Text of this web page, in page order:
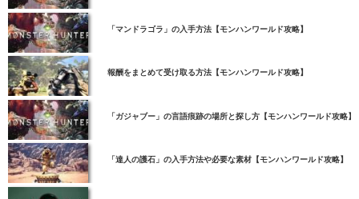
「マンドラゴラ」の入手方法【モンハンワールド攻略】
報酬をまとめて受け取る方法【モンハンワールド攻略】
「ガジャブー」の言語痕跡の場所と探し方【モンハンワールド攻略】
「達人の護石」の入手方法や必要な素材【モンハンワールド攻略】